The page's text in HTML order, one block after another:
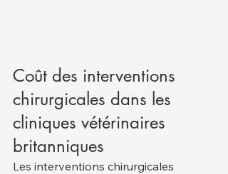
Coût des interventions
chirurgicales dans les
cliniques vétérinaires
britanniques
Les interventions chirurgicales